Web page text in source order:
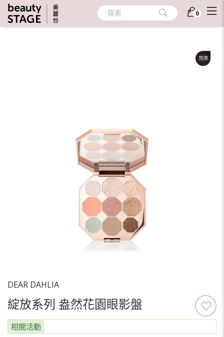
探索 0
首頁/ 彩妝 / 眼影
DEAR DAHLIA
綻放系列 盎然花園眼影盤
相關活動